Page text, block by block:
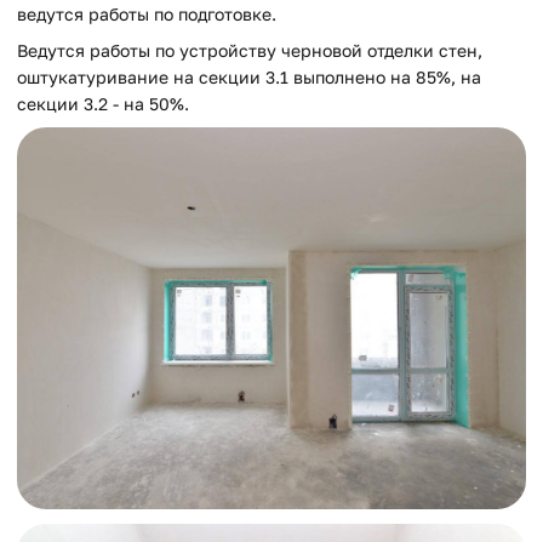
ведутся работы по подготовке.
Ведутся работы по устройству черновой отделки стен,
оштукатуривание на секции 3.1 выполнено на 85%, на
секции 3.2 - на 50%.